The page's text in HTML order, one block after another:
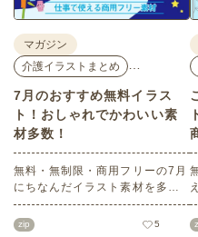
マガジン
介護イラストまとめ
…
7月のおすすめ無料イラス
ト！おしゃれでかわいい素
材多数！
無料・無制限・商用フリーの7月
にちなんだイラスト素材を多数
ご紹介します。どれも印刷に適
した解像度で、点数制限なしで
zip 5